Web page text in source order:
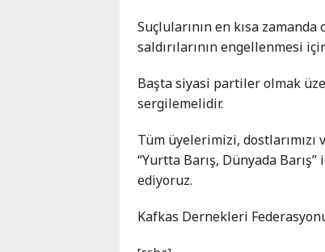
Krasnodar
Kray
Osetya
Stavropol
Suçlularının en kısa
saldırılarının engellenmesi
Başta siyasi partiler olmak
sergilemelidir.
Tüm üyelerimizi,
“Yurtta Barış, Dünyada
ediyoruz.
Kafkas Dernekleri